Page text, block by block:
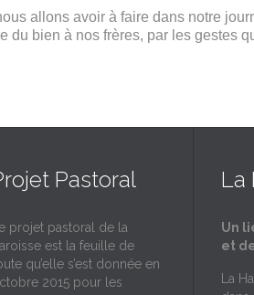
allons avoir à faire dans notre
bien à nos frères, par les gestes
Pastoral
projet pastoral de la
est la feuille de
qu’elle s’est donnée en
2015 pour les
La
Un
et
La